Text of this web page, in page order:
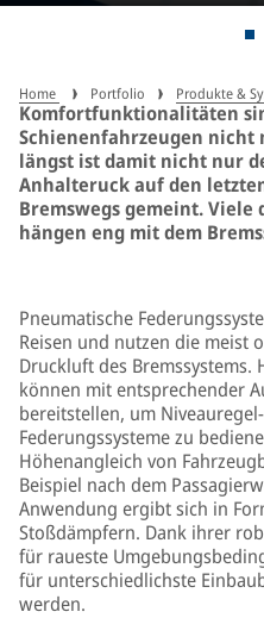
Home Portfolio Produkte &
Komfortfunktionalitäten
Schienenfahrzeugen nicht
längst ist damit nicht nur
Anhalteruck auf den
Bremswegs gemeint.
hängen eng mit dem
Pneumatische
Reisen und nutzen die meist
Druckluft des Bremssystems.
können mit entsprechender
bereitstellen, um
Federungssysteme zu
Höhenangleich von
Beispiel nach dem
Anwendung ergibt sich in
Stoßdämpfern. Dank ihrer
für raueste
für unterschiedlichste
werden.